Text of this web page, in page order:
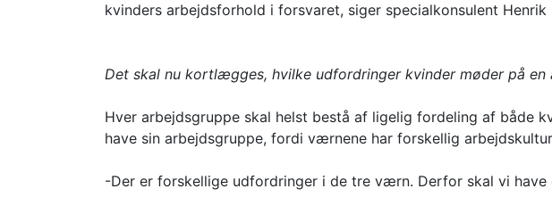
kvinders arbejdsforhold i forsvaret, siger specialkonsulent
Det skal nu kortlægges, hvilke udfordringer kvinder møder på en
Hver arbejdsgruppe skal helst bestå af ligelig fordeling af
have sin arbejdsgruppe, fordi værnene har forskellig
-Der er forskellige udfordringer i de tre værn. Derfor skal vi